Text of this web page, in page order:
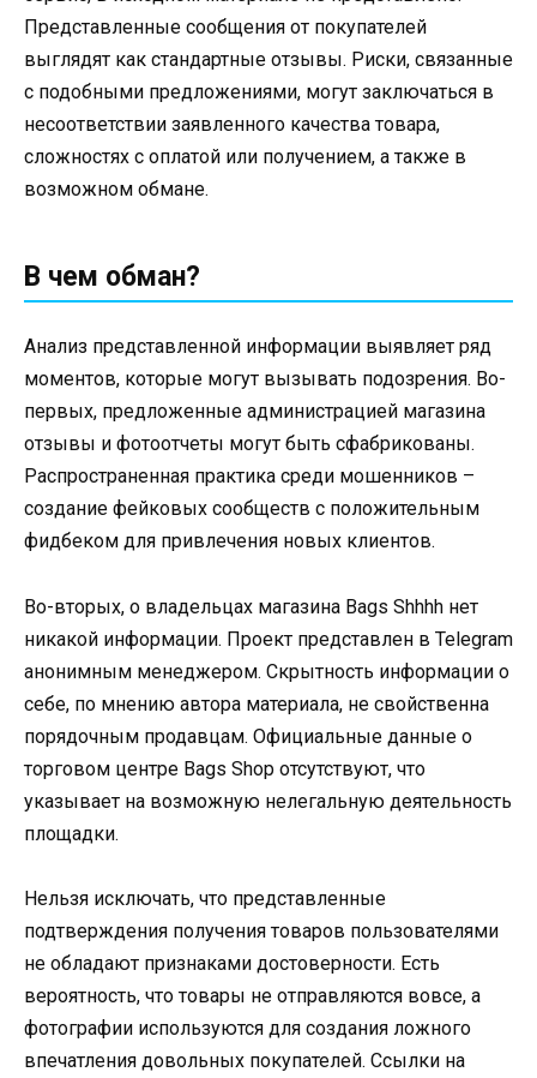
Представленные сообщения от покупателей
выглядят как стандартные отзывы. Риски, связанные
с подобными предложениями, могут заключаться в
несоответствии заявленного качества товара,
сложностях с оплатой или получением, а также в
возможном обмане.
В чем обман?
Анализ представленной информации выявляет ряд
моментов, которые могут вызывать подозрения. Во-
первых, предложенные администрацией магазина
отзывы и фотоотчеты могут быть сфабрикованы.
Распространенная практика среди мошенников –
создание фейковых сообществ с положительным
фидбеком для привлечения новых клиентов.
Во-вторых, о владельцах магазина Bags Shhhh нет
никакой информации. Проект представлен в Telegram
анонимным менеджером. Скрытность информации о
себе, по мнению автора материала, не свойственна
порядочным продавцам. Официальные данные о
торговом центре Bags Shop отсутствуют, что
указывает на возможную нелегальную деятельность
площадки.
Нельзя исключать, что представленные
подтверждения получения товаров пользователями
не обладают признаками достоверности. Есть
вероятность, что товары не отправляются вовсе, а
фотографии используются для создания ложного
впечатления довольных покупателей. Ссылки на